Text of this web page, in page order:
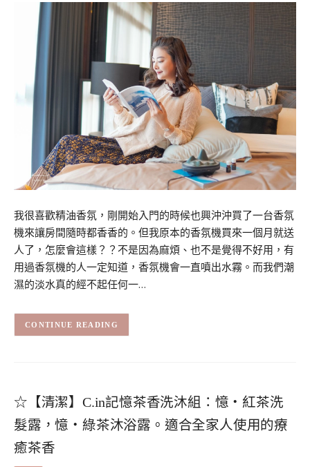
我很喜歡精油香氛，剛開始入門的時候也興沖沖買了一台香氛
機來讓房間隨時都香香的。但我原本的香氛機買來一個月就送
人了，怎麼會這樣？？不是因為麻煩、也不是覺得不好用，有
用過香氛機的人一定知道，香氛機會一直噴出水霧。而我們潮
濕的淡水真的經不起任何一…
CONTINUE READING
☆【清潔】C.in記憶茶香洗沐組：憶・紅茶洗
髮露，憶・綠茶沐浴露。適合全家人使用的療
癒茶香